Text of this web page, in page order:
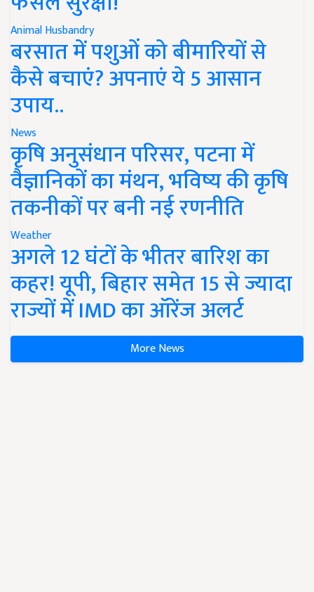
Animal Husbandry
बरसात में पशुओं को बीमारियों से
कैसे बचाएं? अपनाएं ये 5 आसान
उपाय..
News
कृषि अनुसंधान परिसर, पटना में
वैज्ञानिकों का मंथन, भविष्य की कृषि
तकनीकों पर बनी नई रणनीति
Weather
अगले 12 घंटों के भीतर बारिश का
कहर! यूपी, बिहार समेत 15 से ज्यादा
राज्यों में IMD का ऑरेंज अलर्ट
More News